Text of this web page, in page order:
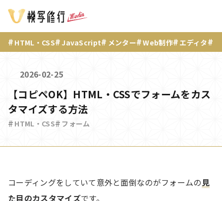
HTML・CSS JavaScript メンター Web制作 エディタ
2026-02-25
【コピペOK】HTML・CSSでフォームをカス
タマイズする方法
HTML・CSS フォーム
コーディングをしていて意外と面倒なのがフォームの見
た目のカスタマイズです。